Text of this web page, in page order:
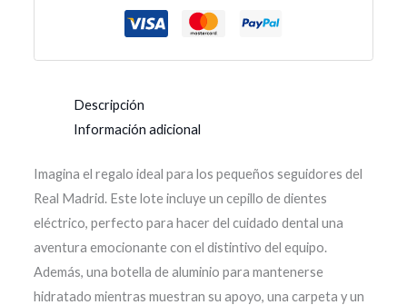
Descripción
Información adicional
Imagina el regalo ideal para los pequeños seguidores del
Real Madrid. Este lote incluye un cepillo de dientes
eléctrico, perfecto para hacer del cuidado dental una
aventura emocionante con el distintivo del equipo.
Además, una botella de aluminio para mantenerse
hidratado mientras muestran su apoyo, una carpeta y un